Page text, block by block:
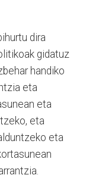
dira
gidatuz
handiko
eta
eta
eta
eta